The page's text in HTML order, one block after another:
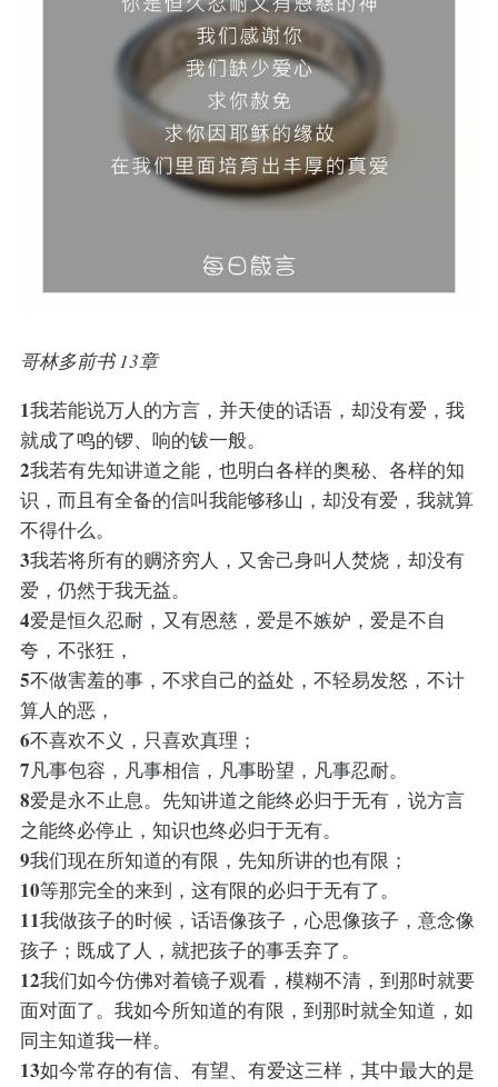
哥林多前书 13章
1我若能说万人的方言，并天使的话语，却没有爱，我
就成了鸣的锣、响的钹一般。
2我若有先知讲道之能，也明白各样的奥秘、各样的知
识，而且有全备的信叫我能够移山，却没有爱，我就算
不得什么。
3我若将所有的赒济穷人，又舍己身叫人焚烧，却没有
爱，仍然于我无益。
4爱是恒久忍耐，又有恩慈，爱是不嫉妒，爱是不自
夸，不张狂，
5不做害羞的事，不求自己的益处，不轻易发怒，不计
算人的恶，
6不喜欢不义，只喜欢真理；
7凡事包容，凡事相信，凡事盼望，凡事忍耐。
8爱是永不止息。先知讲道之能终必归于无有，说方言
之能终必停止，知识也终必归于无有。
9我们现在所知道的有限，先知所讲的也有限；
10等那完全的来到，这有限的必归于无有了。
11我做孩子的时候，话语像孩子，心思像孩子，意念像
孩子；既成了人，就把孩子的事丢弃了。
12我们如今仿佛对着镜子观看，模糊不清，到那时就要
面对面了。我如今所知道的有限，到那时就全知道，如
同主知道我一样。
13如今常存的有信、有望、有爱这三样，其中最大的是